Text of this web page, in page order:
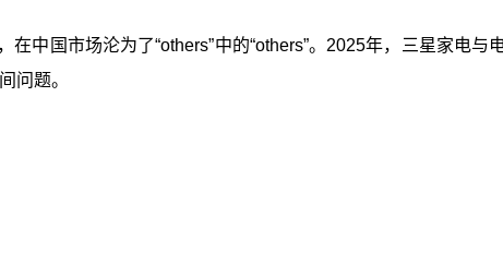
中国市场沦为了“others”中的“others”。2025年，三星家电与
问题。